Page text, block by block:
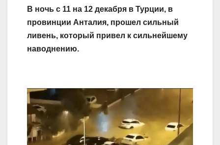
В ночь с 11 на 12 декабря в Турции, в
провинции Анталия, прошел сильный
ливень, который привел к сильнейшему
наводнению.